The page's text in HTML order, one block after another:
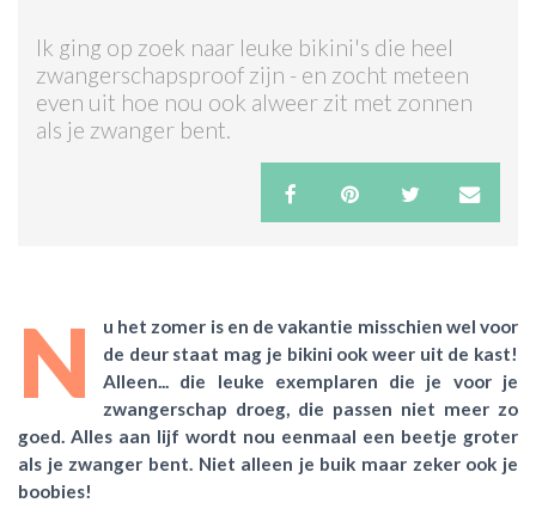
SHOPS
ACTIES & KORTING
Ik ging op zoek naar leuke bikini's die heel
zwangerschapsproof zijn - en zocht meteen
even uit hoe nou ook alweer zit met zonnen
als je zwanger bent.
N
u het zomer is en de vakantie misschien wel voor
de deur staat mag je bikini ook weer uit de kast!
Alleen... die leuke exemplaren die je voor je
zwangerschap droeg, die passen niet meer zo
goed. Alles aan lijf wordt nou eenmaal een beetje groter
als je zwanger bent. Niet alleen je buik maar zeker ook je
boobies!